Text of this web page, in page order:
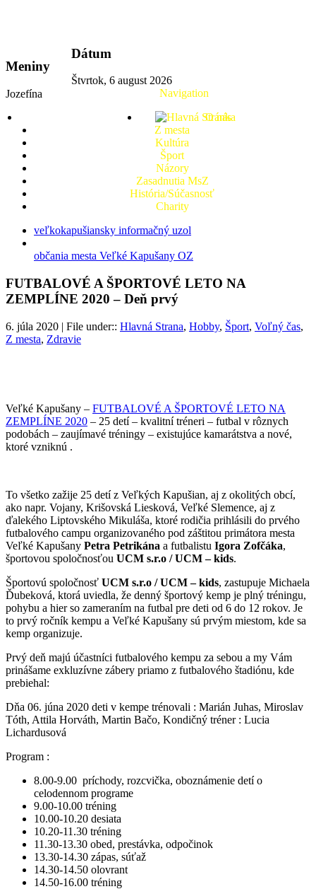
Meniny
Jozefína
Dátum
Štvrtok, 6 august 2026
Navigation
O nás
Z mesta
Kultúra
Šport
Názory
Zasadnutia MsZ
História/Súčasnosť
Charity
veľkokapušiansky informačný uzol
občania mesta Veľké Kapušany OZ
FUTBALOVÉ A ŠPORTOVÉ LETO NA
ZEMPLÍNE 2020 – Deň prvý
6. júla 2020 | File under:: Hlavná Strana, Hobby, Šport, Voľný čas,
Z mesta, Zdravie
Veľké Kapušany – FUTBALOVÉ A ŠPORTOVÉ LETO NA
ZEMPLÍNE 2020 – 25 detí – kvalitní tréneri – futbal v rôznych
podobách – zaujímavé tréningy – existujúce kamarátstva a nové,
ktoré vzniknú .
To všetko zažije 25 detí z Veľkých Kapušian, aj z okolitých obcí,
ako napr. Vojany, Krišovská Liesková, Veľké Slemence, aj z
ďalekého Liptovského Mikuláša, ktoré rodičia prihlásili do prvého
futbalového campu organizovaného pod záštitou primátora mesta
Veľké Kapušany Petra Petrikána a futbalistu Igora Zofčáka,
športovou spoločnosťou UCM s.r.o / UCM – kids.
Športovú spoločnosť UCM s.r.o / UCM – kids, zastupuje Michaela
Ďubeková, ktorá uviedla, že denný športový kemp je plný tréningu,
pohybu a hier so zameraním na futbal pre deti od 6 do 12 rokov. Je
to prvý ročník kempu a Veľké Kapušany sú prvým miestom, kde sa
kemp organizuje.
Prvý deň majú účastníci futbalového kempu za sebou a my Vám
prinášame exkluzívne zábery priamo z futbalového štadiónu, kde
prebiehal:
Dňa 06. júna 2020 deti v kempe trénovali : Marián Juhas, Miroslav
Tóth, Attila Horváth, Martin Bačo, Kondičný tréner : Lucia
Lichardusová
Program :
8.00-9.00 príchody, rozcvička, oboznámenie detí o
celodennom programe
9.00-10.00 tréning
10.00-10.20 desiata
10.20-11.30 tréning
11.30-13.30 obed, prestávka, odpočinok
13.30-14.30 zápas, súťaž
14.30-14.50 olovrant
14.50-16.00 tréning